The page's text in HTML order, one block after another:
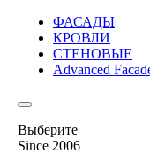
ФАСАДЫ
КРОВЛИ
СТЕНОВЫЕ
Advanced
Выберите
Since 2006